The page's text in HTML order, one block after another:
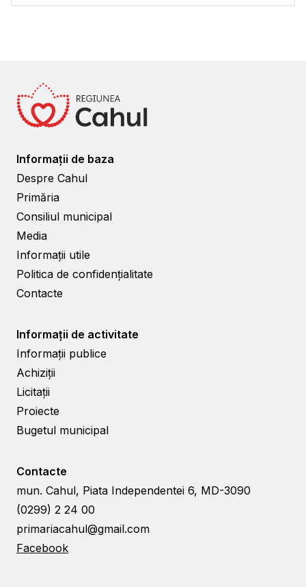
Informații de baza
Despre Cahul
Primăria
Consiliul municipal
Media
Informații utile
Politica de confidențialitate
Contacte
Informații de activitate
Informații publice
Achiziții
Licitații
Proiecte
Bugetul municipal
Contacte
mun. Cahul, Piata Independentei 6, MD-3090
(0299) 2 24 00
primariacahul@gmail.com
Facebook